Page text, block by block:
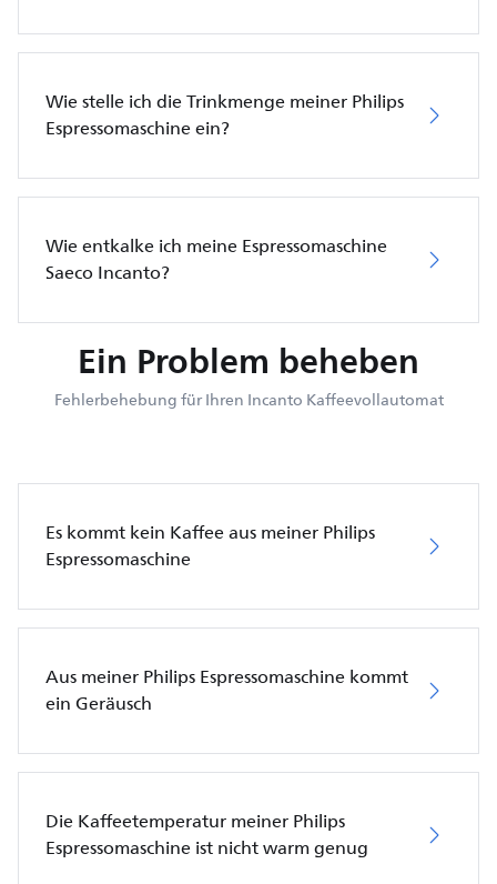
Wie stelle ich die Trinkmenge meiner Philips
Espressomaschine ein?
Wie entkalke ich meine Espressomaschine
Saeco Incanto?
Ein Problem beheben
Fehlerbehebung für Ihren Incanto Kaffeevollautomat
Es kommt kein Kaffee aus meiner Philips
Espressomaschine
Aus meiner Philips Espressomaschine kommt
ein Geräusch
Die Kaffeetemperatur meiner Philips
Espressomaschine ist nicht warm genug